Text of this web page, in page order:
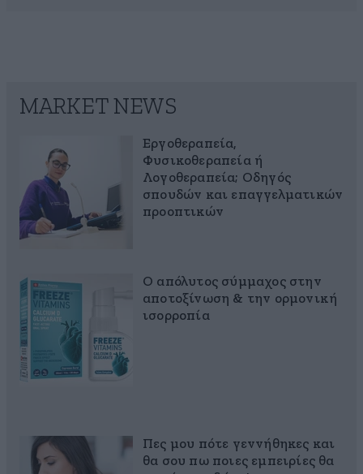
MARKET NEWS
Εργοθεραπεία,
Φυσικοθεραπεία ή
Λογοθεραπεία; Οδηγός
σπουδών και επαγγελματικών
προοπτικών
Ο απόλυτος σύμμαχος στην
αποτοξίνωση & την ορμονική
ισορροπία
Πες μου πότε γεννήθηκες και
θα σου πω ποιες εμπειρίες θα